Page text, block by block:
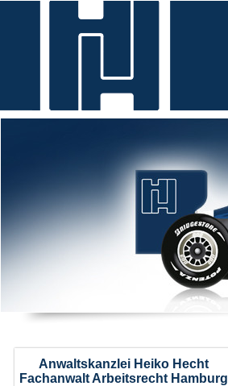
Anwaltskanzlei Heiko Hecht
Fachanwalt Arbeitsrecht Hamburg